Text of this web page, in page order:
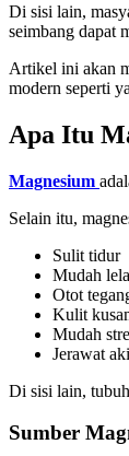
Di sisi lain,
seimbang dapat
Artikel ini akan
modern seperti
Apa Itu
Magnesium
Selain itu,
Sulit tidur
Mudah
Otot
Kulit
Mudah
Jerawat
Di sisi lain,
Sumber